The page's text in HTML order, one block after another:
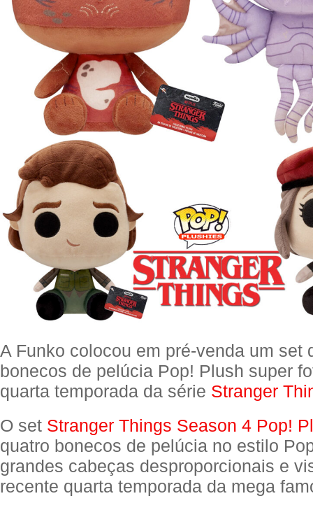
A Funko colocou em pré-venda um set
bonecos de pelúcia Pop! Plush super
quarta temporada da série Stranger
O set Stranger Things Season 4 Pop!
quatro bonecos de pelúcia no estilo
grandes cabeças desproporcionais e
recente quarta temporada da mega